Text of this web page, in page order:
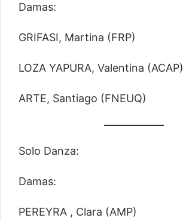
Damas:
GRIFASI, Martina (FRP)
LOZA YAPURA, Valentina (ACAP)
ARTE, Santiago (FNEUQ)
Solo Danza:
Damas:
PEREYRA , Clara (AMP)